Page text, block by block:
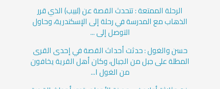
الرحلة الممتعة : تتحدث القصة عن (لبيب) الذي قرر
الذهاب مع المدرسة في رحلة إلى الإسكندرية، وحاول
التوصل إلى ...
حسن والغول : حدثت أحداث القصة في إحدى القرى
المطلة على جبل من الجبال، وكان أهل القرية يخافون
من الغول ا...